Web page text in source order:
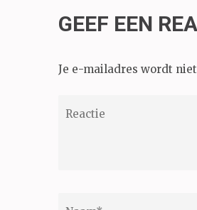
GEEF EEN
Je e-mailadres wordt